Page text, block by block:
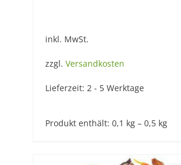
inkl. MwSt.
zzgl. Versandkosten
Lieferzeit: 2 - 5 Werktage
Produkt enthält: 0,1 kg – 0,5 kg